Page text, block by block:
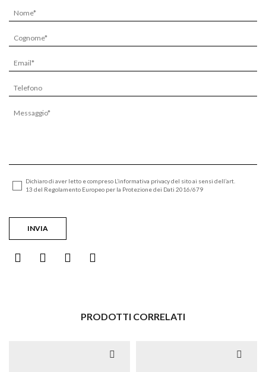
Dichiaro di aver letto e compreso L’informativa privacy del sito ai sensi dell’art.
13 del Regolamento Europeo per la Protezione dei Dati 2016/679
PRODOTTI CORRELATI